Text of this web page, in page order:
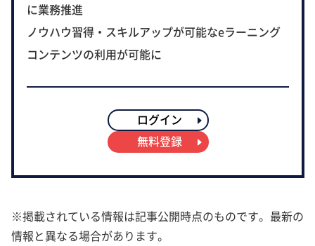
に業務推進
ノウハウ習得・スキルアップが可能なeラーニング
コンテンツの利用が可能に
ログイン
無料登録
※掲載されている情報は記事公開時点のものです。最新の
情報と異なる場合があります。